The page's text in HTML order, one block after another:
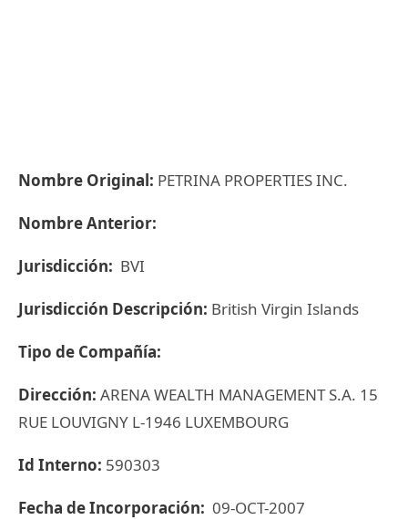
Nombre Original: PETRINA PROPERTIES INC.
Nombre Anterior:
Jurisdicción: BVI
Jurisdicción Descripción: British Virgin Islands
Tipo de Compañía:
Dirección: ARENA WEALTH MANAGEMENT S.A. 15
RUE LOUVIGNY L-1946 LUXEMBOURG
Id Interno: 590303
Fecha de Incorporación: 09-OCT-2007